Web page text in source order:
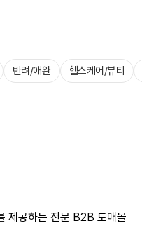
반려/애완 헬스케어/뷰티
제공하는 전문 B2B 도매몰